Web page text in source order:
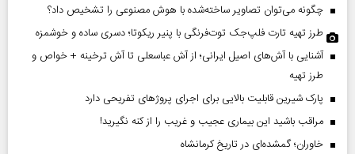
چگونه می‌توان تصاویر ساخته‌شده با هوش مصنوعی را تشخیص داد؟
طرز تهیه تارت فلپ‌جک توت‌فرنگی با پنیر ریکوتا؛ دسری ساده و خوشمزه
آشنایی با آش‌های اصیل ایرانی؛ از آش عباسعلی تا آش ترخینه + خواص و
طرز تهیه
پارک شیرین قابلیت‌ بالایی برای اجرای پروژهای تفریحی دارد
مراقب باشید این بیماری عجیب و غریب را از کنه نگیرید!
خاوران؛ گمشده‌ای در تاریخ کرمانشاه